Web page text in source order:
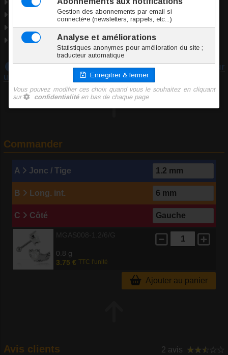
Acier chirurgical+Rhodium
Taille unique
Utilisable pour : piercing cartilage, piercing lobe.
Entretien des bijoux de piercing
Téléchargez notre guide :Prendre les mesures pour
un piercing
Commander
A Jonc / Tige
B Long. int.
C Côté
0.8 g
3.75 € TTC l'unité
Ajouter au panier
Avis clients 2 avis